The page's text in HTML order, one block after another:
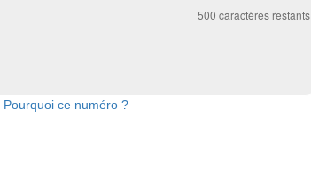
500 caractères restants
Pourquoi ce numéro ?